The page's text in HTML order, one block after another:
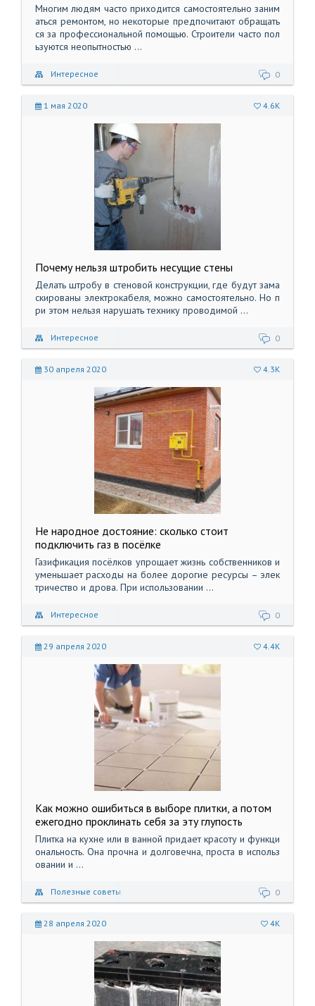
Многим людям часто приходится самостоятельно заним
аться ремонтом, но некоторые предпочитают обращать
ся за профессиональной помощью. Строители часто пол
ьзуются неопытностью ...
Интересное 0
1 мая 2020 4.6K
Почему нельзя штробить несущие стены
Делать штробу в стеновой конструкции, где будут зама
скированы электрокабеля, можно самостоятельно. Но п
ри этом нельзя нарушать технику проводимой ...
Интересное 0
30 апреля 2020 4.3K
Не народное достояние: сколько стоит
подключить газ в посёлке
Газификация посёлков упрощает жизнь собственников и
уменьшает расходы на более дорогие ресурсы – элек
тричество и дрова. При использовании ...
Интересное 0
29 апреля 2020 4.4K
Как можно ошибиться в выборе плитки, а потом
ежегодно проклинать себя за эту глупость
Плитка на кухне или в ванной придает красоту и функци
ональность. Она прочна и долговечна, проста в использ
овании и ...
Полезные советы 0
28 апреля 2020 4K